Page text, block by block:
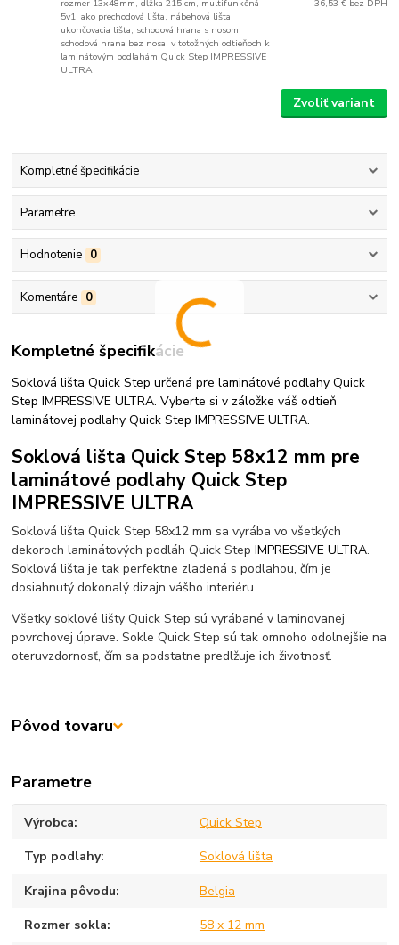
rozmer 13x48mm, dĺžka 215 cm, multifunkčná
5v1, ako prechodová lišta, nábehová lišta,
ukončovacia lišta, schodová hrana s nosom,
schodová hrana bez nosa, v totožných odtieňoch k
laminátovým podlahám Quick Step IMPRESSIVE
ULTRA
36,53 € bez DPH
Zvoliť variant
Kompletné špecifikácie
Parametre
Hodnotenie 0
Komentáre 0
Kompletné špecifikácie
Soklová lišta Quick Step určená pre laminátové podlahy Quick
Step IMPRESSIVE ULTRA. Vyberte si v záložke váš odtieň
laminátovej podlahy Quick Step IMPRESSIVE ULTRA.
Soklová lišta Quick Step 58x12 mm pre
laminátové podlahy Quick Step
IMPRESSIVE ULTRA
Soklová lišta Quick Step 58x12 mm sa vyrába vo všetkých
dekoroch laminátových podláh Quick StepIMPRESSIVE ULTRA.
Soklová lišta je tak perfektne zladená s podlahou, čím je
dosiahnutý dokonalý dizajn vášho interiéru.
Všetky soklové lišty Quick Step sú vyrábané v laminovanej
povrchovej úprave. Sokle Quick Step sú tak omnoho odolnejšie na
oteruvzdornosť, čím sa podstatne predlžuje ich životnosť.
Pôvod tovaru
Parametre
Výrobca Quick Step
Typ podlahy Soklová lišta
Krajina pôvodu Belgia
Rozmer sokla 58 x 12 mm